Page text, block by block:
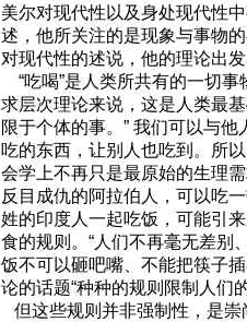
美尔对现代性以及身处现代性
述，他所关注的是现象与事物
对现代性的述说，他的理论出
“吃喝”是人类所共有的一切
求层次理论来说，这是人类最
限于个体的事。” 我们可以与
吃的东西，让别人也吃到。所
会学上不再只是最原始的生理
反目成仇的阿拉伯人，可以吃
姓的印度人一起吃饭，可能引
食的规则。“人们不再毫无差别
饭不可以砸吧嘴、不能把筷子
论的话题“种种的规则限制人们
但这些规则并非强制性，是崇